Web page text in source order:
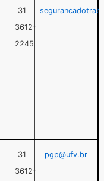
31
3612-
2245
31
3612-
pgp@ufv.br